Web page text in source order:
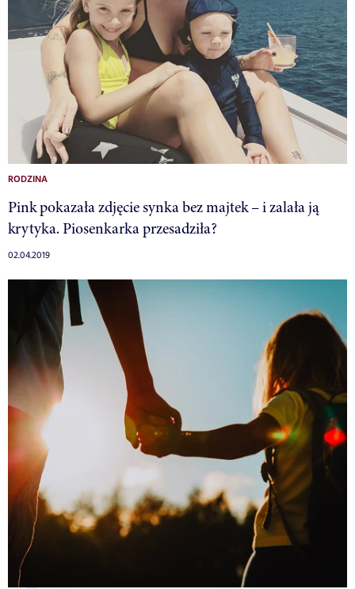
RODZINA
Pink pokazała zdjęcie synka bez majtek – i zalała ją
krytyka. Piosenkarka przesadziła?
02.04.2019